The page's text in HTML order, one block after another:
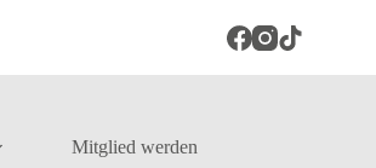
Mitglied werden